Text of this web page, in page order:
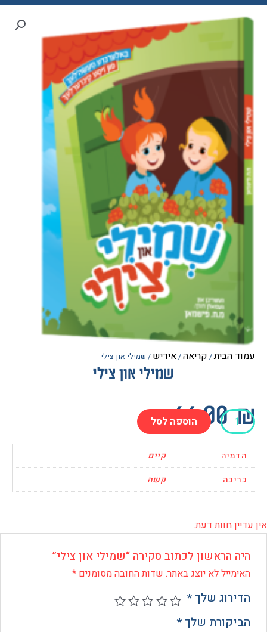
/קריאה/ אידיש/ שמילי און צילי
שמילי און צילי
הוספה לסל
חוות דעת.
הראשון לכתוב סקירה “שמילי און צילי”
לא יוצג באתר.שדות החובה מסומנים*
שלך*
שלך*